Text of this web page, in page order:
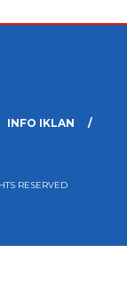
INFO IKLAN
RESERVED